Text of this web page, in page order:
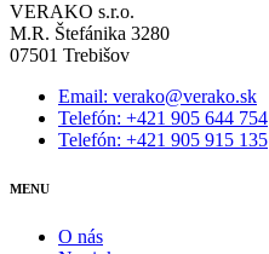
VERAKO s.r.o.
M.R. Štefánika 3280
07501 Trebišov
Email: verako@verako.sk
Telefón: +421 905 644 754
Telefón: +421 905 915 135
MENU
O nás